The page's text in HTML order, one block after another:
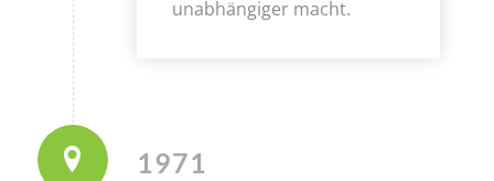
unabhängiger macht.
1971